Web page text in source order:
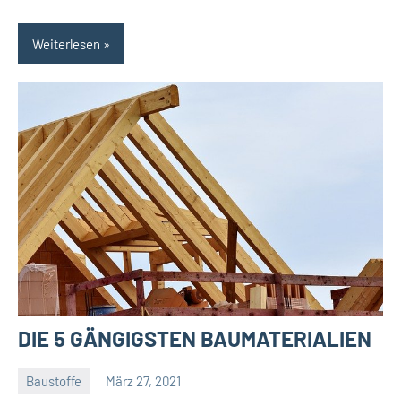
Weiterlesen
DIE 5 GÄNGIGSTEN BAUMATERIALIEN
Baustoffe März 27, 2021